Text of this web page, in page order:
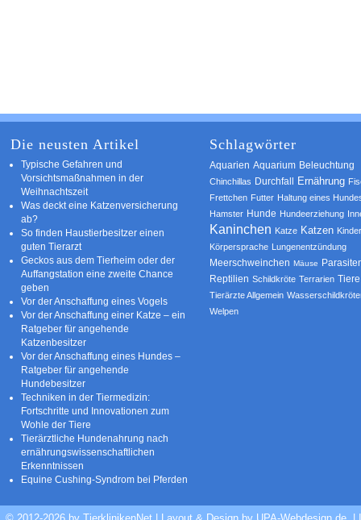
Die neusten Artikel
Typische Gefahren und
Vorsichtsmaßnahmen in der
Weihnachtszeit
Was deckt eine Katzenversicherung
ab?
So finden Haustierbesitzer einen
guten Tierarzt
Geckos aus dem Tierheim oder der
Auffangstation eine zweite Chance
geben
Vor der Anschaffung eines Vogels
Vor der Anschaffung einer Katze – ein
Ratgeber für angehende
Katzenbesitzer
Vor der Anschaffung eines Hundes –
Ratgeber für angehende
Hundebesitzer
Techniken in der Tiermedizin:
Fortschritte und Innovationen zum
Wohle der Tiere
Tierärztliche Hundenahrung nach
ernährungswissenschaftlichen
Erkenntnissen
Equine Cushing-Syndrom bei Pferden
Schlagwörter
Aquarien Aquarium Beleuchtung
Chinchillas Durchfall Ernährung
Frettchen Futter Haltung eines
Hamster Hunde Hundeerziehung
Kaninchen Katze Katzen
Körpersprache
Lungenentzündung
Meerschweinchen Mäuse
Reptilien Schildkröte Terrarien Tiere
Tierärzte Allgemein
Welpen